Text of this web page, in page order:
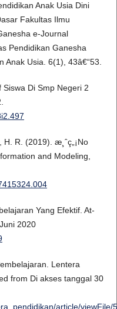
Anak Usia Dini
Fakultas Ilmu
e-Journal
Pendidikan Ganesha
Anak Usia. 6(1), 43â€“53.
Di Smp Negeri 2
R. (2019). æ¸ˆç„¡No
and Modeling,
Yang Efektif. At-
2020
Lentera
from Di akses tanggal 30
article/viewFile/